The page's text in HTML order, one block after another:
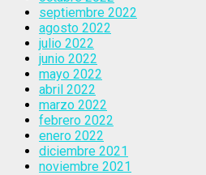
septiembre 2022
agosto 2022
julio 2022
junio 2022
mayo 2022
abril 2022
marzo 2022
febrero 2022
enero 2022
diciembre 2021
noviembre 2021